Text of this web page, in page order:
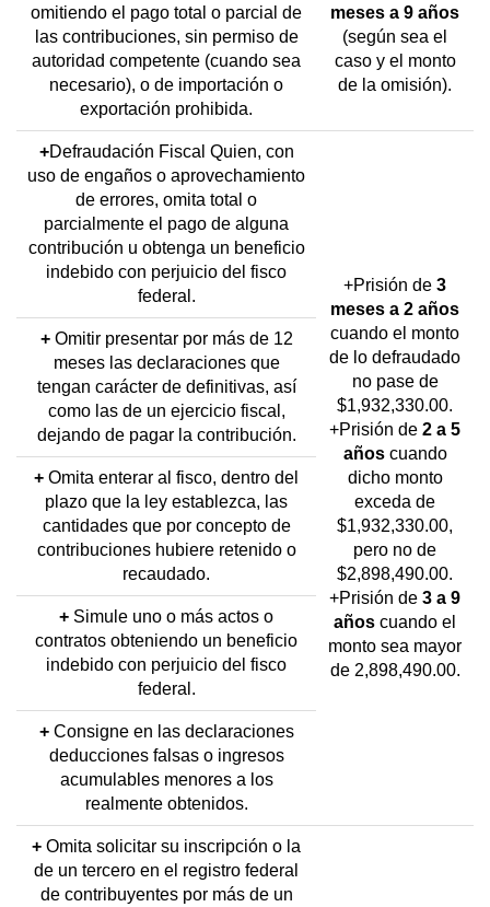
omitiendo el pago total o parcial de
las contribuciones, sin permiso de
autoridad competente (cuando sea
necesario), o de importación o
exportación prohibida.
meses a 9 años
(según sea el
caso y el monto
de la omisión).
+Defraudación Fiscal Quien, con
uso de engaños o aprovechamiento
de errores, omita total o
parcialmente el pago de alguna
contribución u obtenga un beneficio
indebido con perjuicio del fisco
federal.
+Prisión de 3
meses a 2 años
cuando el monto
de lo defraudado
no pase de
$1,932,330.00.
+Prisión de 2 a 5
añoscuando
dicho monto
exceda de
$1,932,330.00,
pero no de
$2,898,490.00.
+Prisión de 3 a 9
años cuando el
monto sea mayor
de 2,898,490.00.
+Omitir presentar por más de 12
meses las declaraciones que
tengan carácter de definitivas, así
como las de un ejercicio fiscal,
dejando de pagar la contribución.
+ Omita enterar al fisco, dentro del
plazo que la ley establezca, las
cantidades que por concepto de
contribuciones hubiere retenido o
recaudado.
+ Simule uno o más actos o
contratos obteniendo un beneficio
indebido con perjuicio del fisco
federal.
+ Consigne en las declaraciones
deducciones falsas o ingresos
acumulables menores a los
realmente obtenidos.
+ Omita solicitar su inscripción o la
de un tercero en el registro federal
de contribuyentes por más de un